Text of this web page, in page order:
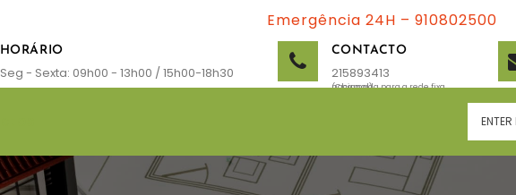
Emergência 24H – 910802500
HORÁRIO
Seg - Sexta: 09h00 - 13h00 / 15h00-18h30
CONTACTO
215893413
(Chamada para a rede fixa nacional)